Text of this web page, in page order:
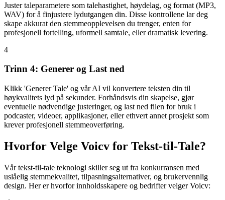
Juster taleparametere som talehastighet, høydelag, og format (MP3,
WAV) for å finjustere lydutgangen din. Disse kontrollene lar deg
skape akkurat den stemmeopplevelsen du trenger, enten for
profesjonell fortelling, uformell samtale, eller dramatisk levering.
4
Trinn 4: Generer og Last ned
Klikk 'Generer Tale' og vår AI vil konvertere teksten din til
høykvalitets lyd på sekunder. Forhåndsvis din skapelse, gjør
eventuelle nødvendige justeringer, og last ned filen for bruk i
podcaster, videoer, applikasjoner, eller ethvert annet prosjekt som
krever profesjonell stemmeoverføring.
Hvorfor Velge Voicv for Tekst-til-Tale?
Vår tekst-til-tale teknologi skiller seg ut fra konkurransen med
uslåelig stemmekvalitet, tilpasningsalternativer, og brukervennlig
design. Her er hvorfor innholdsskapere og bedrifter velger Voicv: